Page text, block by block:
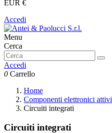
EUR €
Accedi
Menu
Cerca
Accedi
0 Carrello
Home
Componenti elettronici attivi
Circuiti integrati
Circuiti integrati